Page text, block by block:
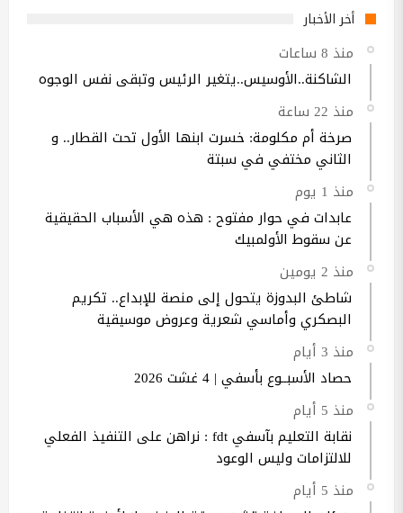
أخر الأخبار
منذ 8 ساعات
الشاكنة..الأوسيس..يتغير الرئيس وتبقى نفس الوجوه
منذ 22 ساعة
صرخة أم مكلومة: خسرت ابنها الأول تحت القطار.. و
الثاني مختفي في سبتة
منذ 1 يوم
عابدات في حوار مفتوح : هذه هي الأسباب الحقيقية
عن سقوط الأولمبيك
منذ 2 يومين
شاطئ البدوزة يتحول إلى منصة للإبداع.. تكريم
البصكري وأماسي شعرية وعروض موسيقية
منذ 3 أيام
حصاد الأسبــوع بأسفي | 4 غشت 2026
منذ 5 أيام
نقابة التعليم بآسفي fdt : نراهن على التنفيذ الفعلي
للالتزامات وليس الوعود
منذ 5 أيام